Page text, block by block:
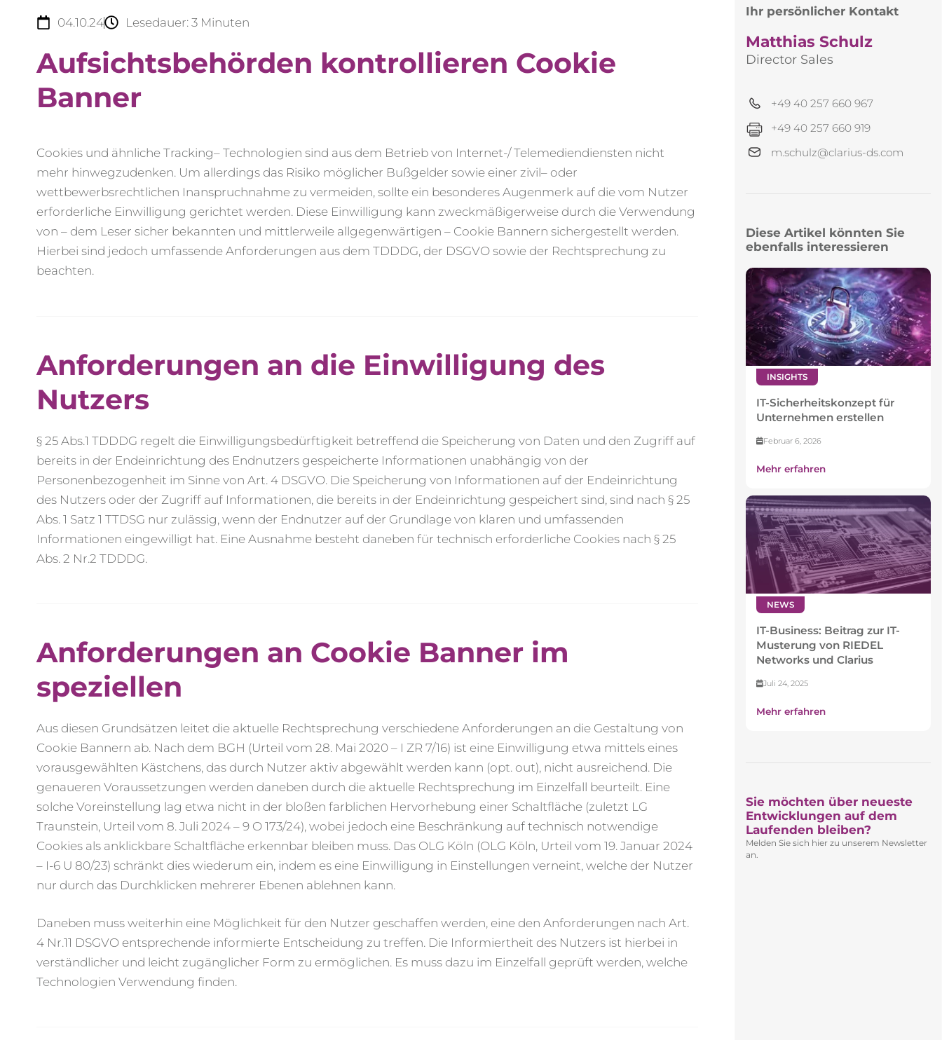
04.10.24 Lesedauer: 3 Minuten
Aufsichtsbehörden kontrollieren Cookie
Banner
Cookies und ähnliche Tracking– Technologien sind aus dem Betrieb von Internet-/ Telemediendiensten nicht
mehr hinwegzudenken. Um allerdings das Risiko möglicher Bußgelder sowie einer zivil– oder
wettbewerbsrechtlichen Inanspruchnahme zu vermeiden, sollte ein besonderes Augenmerk auf die vom Nutzer
erforderliche Einwilligung gerichtet werden. Diese Einwilligung kann zweckmäßigerweise durch die Verwendung
von – dem Leser sicher bekannten und mittlerweile allgegenwärtigen – Cookie Bannern sichergestellt werden.
Hierbei sind jedoch umfassende Anforderungen aus dem TDDDG, der DSGVO sowie der Rechtsprechung zu
beachten.
Anforderungen an die Einwilligung des
Nutzers
§ 25 Abs.1 TDDDG regelt die Einwilligungsbedürftigkeit betreffend die Speicherung von Daten und den Zugriff auf
bereits in der Endeinrichtung des Endnutzers gespeicherte Informationen unabhängig von der
Personenbezogenheit im Sinne von Art. 4 DSGVO. Die Speicherung von Informationen auf der Endeinrichtung
des Nutzers oder der Zugriff auf Informationen, die bereits in der Endeinrichtung gespeichert sind, sind nach § 25
Abs. 1 Satz 1 TTDSG nur zulässig, wenn der Endnutzer auf der Grundlage von klaren und umfassenden
Informationen eingewilligt hat. Eine Ausnahme besteht daneben für technisch erforderliche Cookies nach § 25
Abs. 2 Nr.2 TDDDG.
Anforderungen an Cookie Banner im
speziellen
Aus diesen Grundsätzen leitet die aktuelle Rechtsprechung verschiedene Anforderungen an die Gestaltung von
Cookie Bannern ab. Nach dem BGH (Urteil vom 28. Mai 2020 – I ZR 7/16) ist eine Einwilligung etwa mittels eines
vorausgewählten Kästchens, das durch Nutzer aktiv abgewählt werden kann (opt. out), nicht ausreichend. Die
genaueren Voraussetzungen werden daneben durch die aktuelle Rechtsprechung im Einzelfall beurteilt. Eine
solche Voreinstellung lag etwa nicht in der bloßen farblichen Hervorhebung einer Schaltfläche (zuletzt LG
Traunstein, Urteil vom 8. Juli 2024 – 9 O 173/24), wobei jedoch eine Beschränkung auf technisch notwendige
Cookies als anklickbare Schaltfläche erkennbar bleiben muss. Das OLG Köln (OLG Köln, Urteil vom 19. Januar 2024
– I-6 U 80/23) schränkt dies wiederum ein, indem es eine Einwilligung in Einstellungen verneint, welche der Nutzer
nur durch das Durchklicken mehrerer Ebenen ablehnen kann.
Daneben muss weiterhin eine Möglichkeit für den Nutzer geschaffen werden, eine den Anforderungen nach Art.
4 Nr.11 DSGVO entsprechende informierte Entscheidung zu treffen. Die Informiertheit des Nutzers ist hierbei in
verständlicher und leicht zugänglicher Form zu ermöglichen. Es muss dazu im Einzelfall geprüft werden, welche
Technologien Verwendung finden.
Ihr persönlicher Kontakt
Matthias Schulz
Director Sales
+49 40 257 660 967
+49 40 257 660 919
m.schulz@clarius-ds.com
Diese Artikel könnten Sie
ebenfalls interessieren
INSIGHTS
IT-Sicherheitskonzept für
Unternehmen erstellen
Februar 6, 2026
Mehr erfahren
NEWS
IT-Business: Beitrag zur IT-
Musterung von RIEDEL
Networks und Clarius
Juli 24, 2025
Mehr erfahren
Sie möchten über neueste
Entwicklungen auf dem
Laufenden bleiben?​
Melden Sie sich hier zu unserem Newsletter
an.